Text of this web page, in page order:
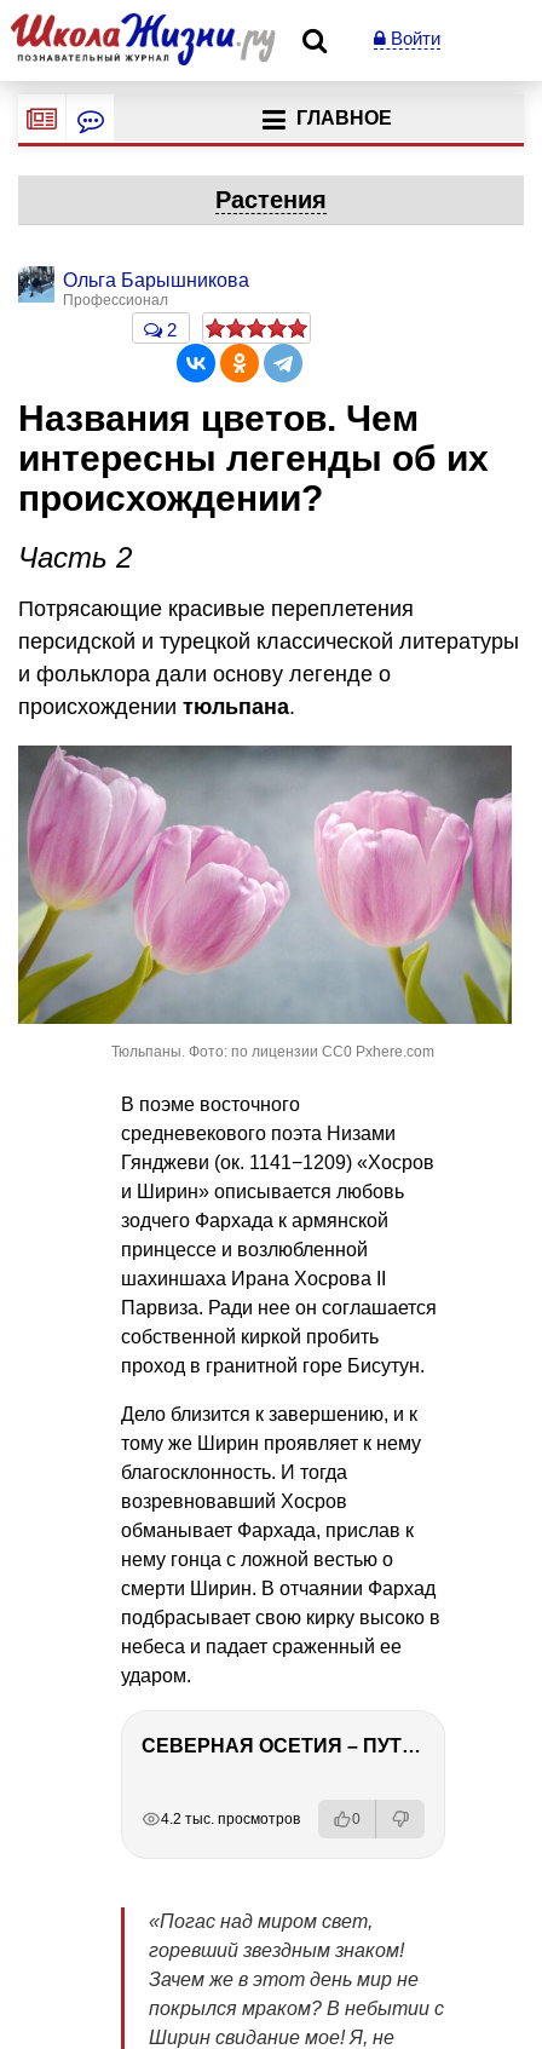
Войти
ГЛАВНОЕ
Растения
Ольга Барышникова
Профессионал
2
Названия цветов. Чем
интересны легенды об их
происхождении?
Часть 2
Потрясающие красивые переплетения
персидской и турецкой классической литературы
и фольклора дали основу легенде о
происхождении тюльпана.
Тюльпаны. Фото: по лицензии CC0 Pxhere.com
В поэме восточного
средневекового поэта Низами
Гянджеви (ок. 1141−1209) «Хосров
и Ширин» описывается любовь
зодчего Фархада к армянской
принцессе и возлюбленной
шахиншаха Ирана Хосрова II
Парвиза. Ради нее он соглашается
собственной киркой пробить
проход в гранитной горе Бисутун.
Дело близится к завершению, и к
тому же Ширин проявляет к нему
благосклонность. И тогда
возревновавший Хосров
обманывает Фархада, прислав к
нему гонца с ложной вестью о
смерти Ширин. В отчаянии Фархад
подбрасывает свою кирку высоко в
небеса и падает сраженный ее
ударом.
СЕВЕРНАЯ ОСЕТИЯ – ПУТЕШЕСТВИЕ НА КАВКАЗ часть 4
4.2 тыс. просмотров 0
«Погас над миром свет,
горевший звездным знаком!
Зачем же в этот день мир не
покрылся мраком? В небытии с
Ширин свидание мое! Я, не